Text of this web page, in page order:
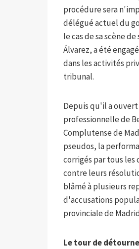
procédure sera
délégué actuel du
le cas de sa scène
Álvarez, a été
dans les activités
tribunal.
Depuis qu'il a
professionnelle de
Complutense de
pseudos, la
corrigés par tous les
contre leurs
blâmé à plusieurs
d'accusations
provinciale de
Le tour de